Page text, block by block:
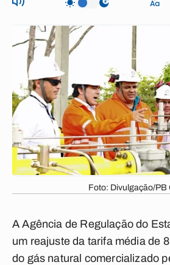
Foto: Divulgação/PB
A Agência de Regulação do
um reajuste da tarifa média de
do gás natural comercializado